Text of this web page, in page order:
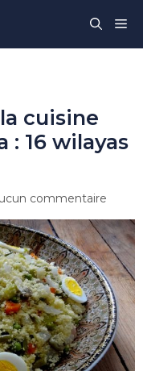
cuisine
: 16 wilayas
commentaire